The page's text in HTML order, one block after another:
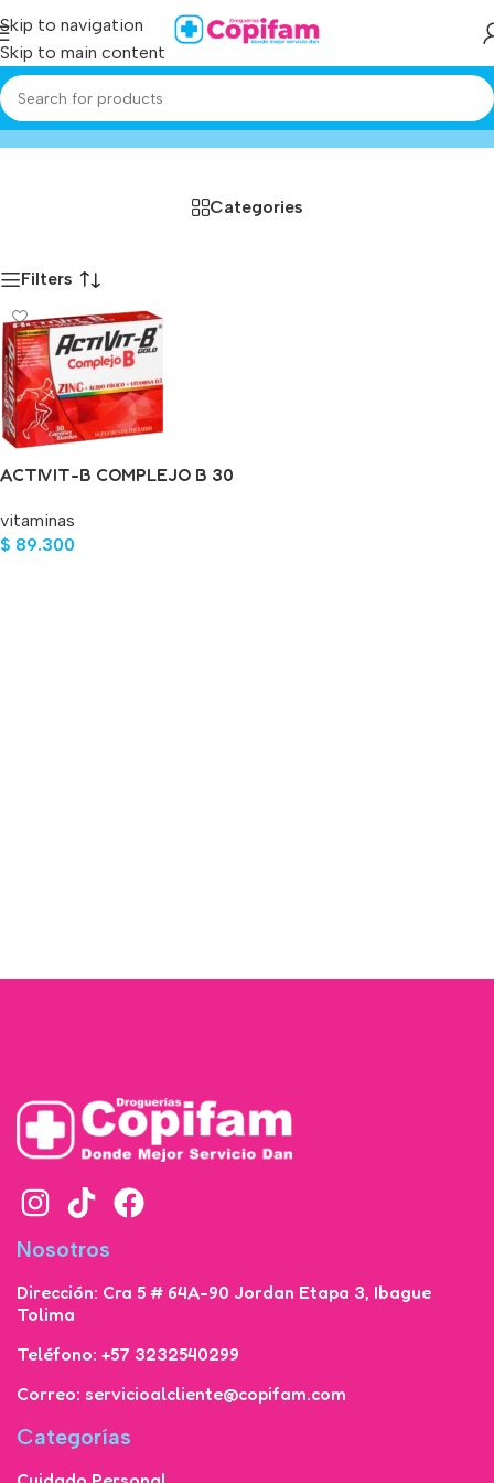
Skip to navigation
Skip to main content
activit-bHome/Producto
Categories
Filters
ACTIVIT-B COMPLEJO B 30
vitaminas
$ 89.300
Nosotros
Dirección: Cra 5 # 64A-90 Jordan Etapa 3, Ibague
Tolima
Teléfono: +57 3232540299
Correo: servicioalcliente@copifam.com
Categorías